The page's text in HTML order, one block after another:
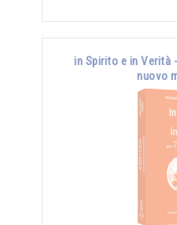
in Spirito e in Verità
nuovo